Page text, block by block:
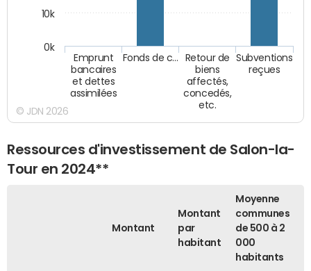
Emprunt
bancaires
et dettes
assimilées
Fonds de c…
Retour de
biens
affectés,
concedés,
etc.
Subventions
reçues
0k
10k
© JDN 2026
Ressources d'investissement de Salon-la-
Tour en 2024**
Montant
Montant
par
habitant
Moyenne
communes
de 500 à 2
000
habitants